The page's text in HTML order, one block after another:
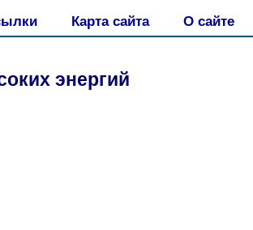
Карта сайта О сайте
энергий